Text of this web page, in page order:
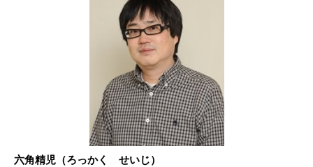
六角精児（ろっかく せいじ）